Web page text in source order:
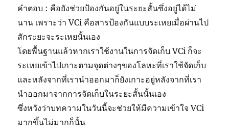
คำตอบ : คือยังช่วยป้องกันอยู่ในระยะสั้นซึ่งอยู่ได้ไม่
นาน เพราะว่า VCi คือสารป้องกันแบบระเหยเมื่อผ่านไป
สักระยะจะระเหยนั้นเอง
โดยพื้นฐานแล้วหากเราใช้งานในการจัดเก็บ VCi ก็จะ
ระเหยเข้าไปเกาะตามจุดต่างๆของโลหะที่เราใช้จัดเก็บ
และหลังจากที่เรานำออกมาก็ยังเกาะอยู่หลังจากที่เรา
นำออกมาจากการจัดเก็บในระยะสั้นนั้นเอง
ซึ่งหวังว่าบทความในวันนี้จะช่วยให้มีความเข้าใจ VCi
มากขึ้นไม่มากก็นั้น